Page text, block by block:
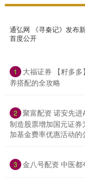
通弘网 《寻秦记》发布
首度公开
1
大福证券 【籽多
养搭配的全攻略
2 聚富配资 诺安先
制造股票增加国元证
加基金费率优惠活动的
3 金八号配资 中医